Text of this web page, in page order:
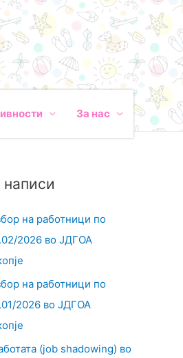
За нас
на работници по
2026 во ЈДГОА
на работници по
2026 во ЈДГОА
(job shadowing) во